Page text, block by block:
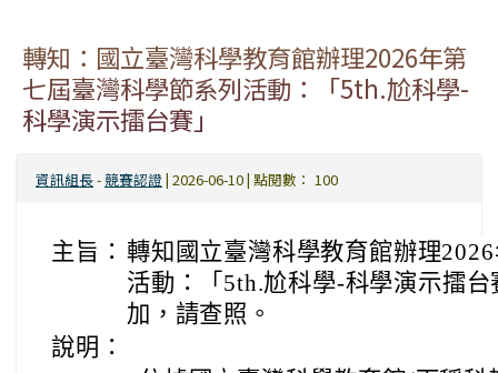
轉知：國立臺灣科學教育館辦理2026年第
七屆臺灣科學節系列活動：「5th.尬科學-
科學演示擂台賽」
資訊組長-競賽認證 | 2026-06-10 | 點閱數： 100
主旨： 轉知國立臺灣科學教育館辦理
活動：「5th.尬科學-科學演示擂
加，請查照。
說明：